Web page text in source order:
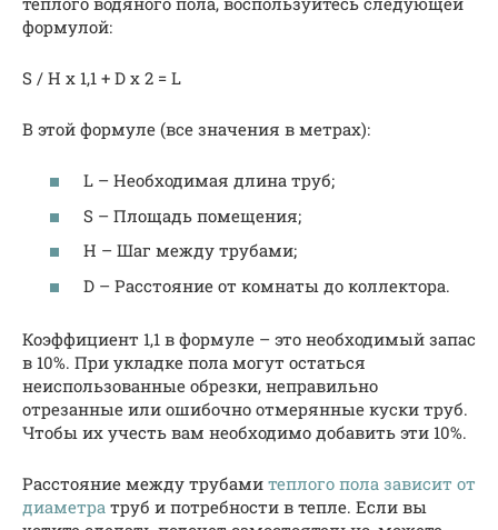
формулой:
S / H x 1,1 + D x 2 = L
В этой формуле (все значения в метрах):
L – Необходимая длина труб;
S – Площадь помещения;
H – Шаг между трубами;
D – Расстояние от комнаты до коллектора.
Коэффициент 1,1 в формуле – это необходимый запас
в 10%. При укладке пола могут остаться
неиспользованные обрезки, неправильно
отрезанные или ошибочно отмерянные куски труб.
Чтобы их учесть вам необходимо добавить эти 10%.
Расстояние между трубами теплого пола зависит от
диаметра труб и потребности в тепле. Если вы